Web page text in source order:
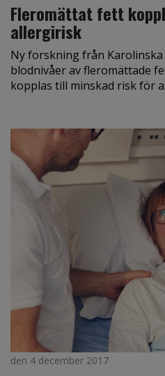
Fleromättat fett
allergirisk
Ny forskning från
blodnivåer av fleromättade
kopplas till minskad risk för
den 4 december 2017